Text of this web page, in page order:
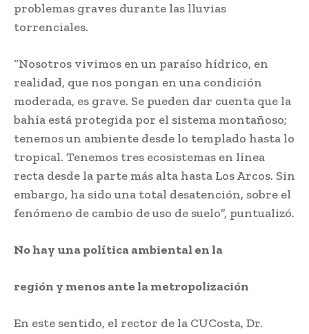
problemas graves durante las lluvias
torrenciales.
“Nosotros vivimos en un paraíso hídrico, en
realidad, que nos pongan en una condición
moderada, es grave. Se pueden dar cuenta que la
bahía está protegida por el sistema montañoso;
tenemos un ambiente desde lo templado hasta lo
tropical. Tenemos tres ecosistemas en línea
recta desde la parte más alta hasta Los Arcos. Sin
embargo, ha sido una total desatención, sobre el
fenómeno de cambio de uso de suelo”, puntualizó.
No hay una política ambiental en la
región y menos ante la metropolización
En este sentido, el rector de la CUCosta, Dr.